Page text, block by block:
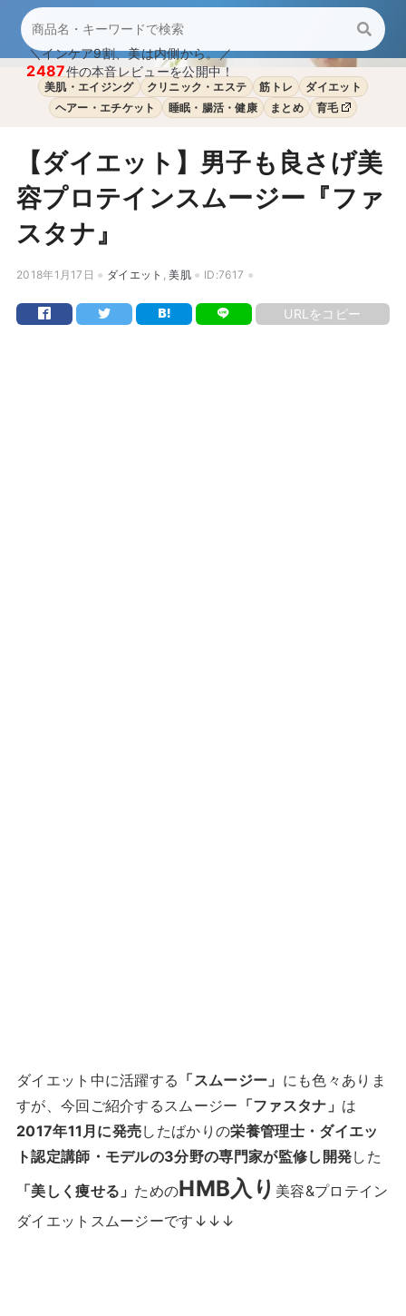
＼インケア9割、美は内側から。／
2487件の本音レビューを公開中！
美肌・エイジング クリニック・エステ 筋トレ
ダイエット
ヘアー・エチケット
睡眠・腸活・健康 まとめ 育毛
【ダイエット】男子も良さげ美
容プロテインスムージー『ファ
スタナ』
2018年1月17日 ダイエット ,美肌 ID:7617
URLをコピー
ダイエット中に活躍する 「スムージー」 にも色々ありま
すが、今回ご紹介するスムージー 「ファスタナ」 は
2017年11月に発売したばかりの栄養管理士・ダイエッ
ト認定講師・モデルの3分野の専門家が監修し開発した
「美しく痩せる」 ためのHMB入り 美容&プロテイン
ダイエットスムージーです↓↓↓